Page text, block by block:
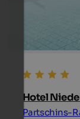
Hotel
Partschins-